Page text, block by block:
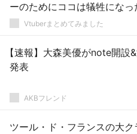
ーのためにココは犠牲になっ
Vtuberまとめてみました
【速報】大森美優がnote開設
発表
AKBフレンド
ツール・ド・フランスの大